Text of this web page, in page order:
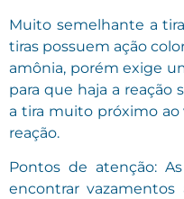
Muito semelhante a
tiras possuem ação
amônia, porém exige
para que haja a reação
a tira muito próximo ao
reação.
Pontos de atenção:
encontrar vazamentos